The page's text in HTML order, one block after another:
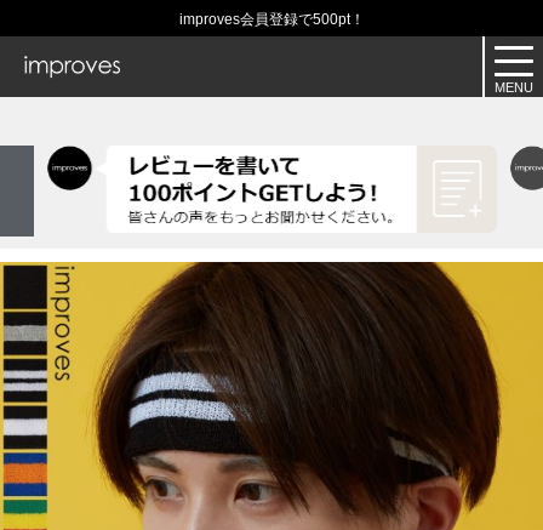
improves会員登録で500pt！